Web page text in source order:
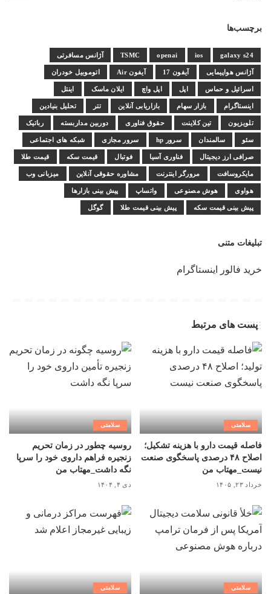
برچسب‌ها
galaxy s24
ios
openai
TSMC آژانس مسافرتی
آژانس هواپیمایی آیفون 17 آیفون Air اتوموبیل خودران
اسرائیل و حماس اپل اپل واچ ایلان ماسک اینتل
اینستاگرام بازار سهام بازاریابی آنلاین تتر تحلیل بنیادین
تلویزیون تین کلاینت حقوق فناوری دوربین مداربسته رباتیک
سئو سالمندان سرور hp سرور مجازی شبکه های اجتماعی
صرافی ارز دیجیتال فناوری آسیا فوتبال قیمت سکه قیمت طلا
مایکروسافت مرورگر اینترنت مشاوره حقوقی آنلاین میزبانی وب
هواوی هوش مصنوعی واتساپ پیش بینی بازارها
پیش بینی قیمت سکه پیش بینی قیمت طلا گوگل
تبلیغات متنی
خرید فالور اینستاگرام
پست های مرتبط
سلامتی
فاصله قیمت دارو با هزینه تشکیل؛
اصلاح ۴۸ درصدی پاسخگوی صنعت
نیست_مهتاب من
خرداد ۲۳, ۱۴۰۵
سلامتی
روسیه چطور در زمان تحریم
زنجیره فراهم داروی خود را سرپا
نگه داشت_مهتاب من
دی ۴, ۱۴۰۴
سلامتی سلامتی